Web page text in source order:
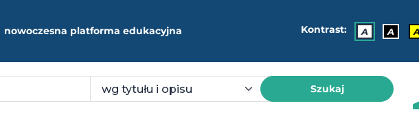
nowoczesna platforma edukacyjna Kontrast: A A A
Szukaj